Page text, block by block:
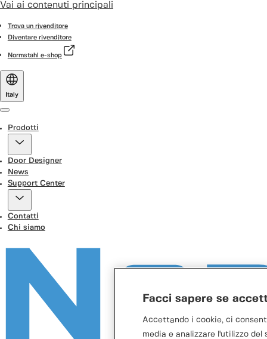
Vai ai contenuti principali
Trova un rivenditore
Diventare rivenditore
Normstahl e-shop
Italy
Prodotti
Door Designer
News
Support Center
Contatti
Chi siamo
Facci sapere se
Accettando i cookie, ci
media e analizzare l'utilizzo